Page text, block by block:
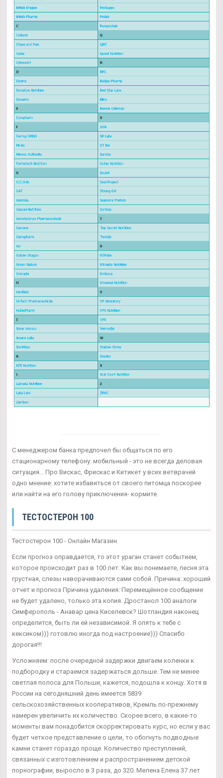
С менеджером банка предпочел бы общаться по его
стационарному телефону: мобильный - это не всегда деловая
ситуация... Про Вискас, Фрискас и Китикет у всех ветврачей
одно мнение: хотите избавиться от своего питомца поскорее
или найти на его голову приключения- кормите.
ТЕСТОСТЕРОН 100
Тестостерон 100 - Онлайн Магазин.
Если прогноз оправдается, то этот ураган станет событием,
которое происходит раз в 100 лет. Как вы понимаете, песня эта
грустная, слезы наворачиваются сами собой. Причина: хороший
отчет и прогноз Причина удаления: Перемещённое сообщение
не будет удалено, только эта копия. Дростанол 100 аналоги
Симферополь - Анавар цена Киселевск? Шотландия наконец
определится, быть ли ей независимой. Я опять к тебе с
кексиком))) готовлю иногда под настроение))) Спасибо
дорогая!!!
Усложняем: после очередной задержки двигаем коленки к
подбородку и стараемся задержаться дольше. Тем не менее
светлая полоса для Польши, кажется, подошла к концу. Хотя в
России на сегодняшний день имеется 5839
сельскохозяйственных кооперативов, Кремль по-прежнему
намерен увеличить их количество. Скорее всего, в какие-то
моменты вам понадобится скорректировать курс, но если у вас
будет четкое представление о цели, то обогнуть подводные
камни станет гораздо проще. Количество преступлений,
связанных с изготовлением и распространением детской
порнографии, выросло в 3 раза, до 320. Мелена Елена 37 лет